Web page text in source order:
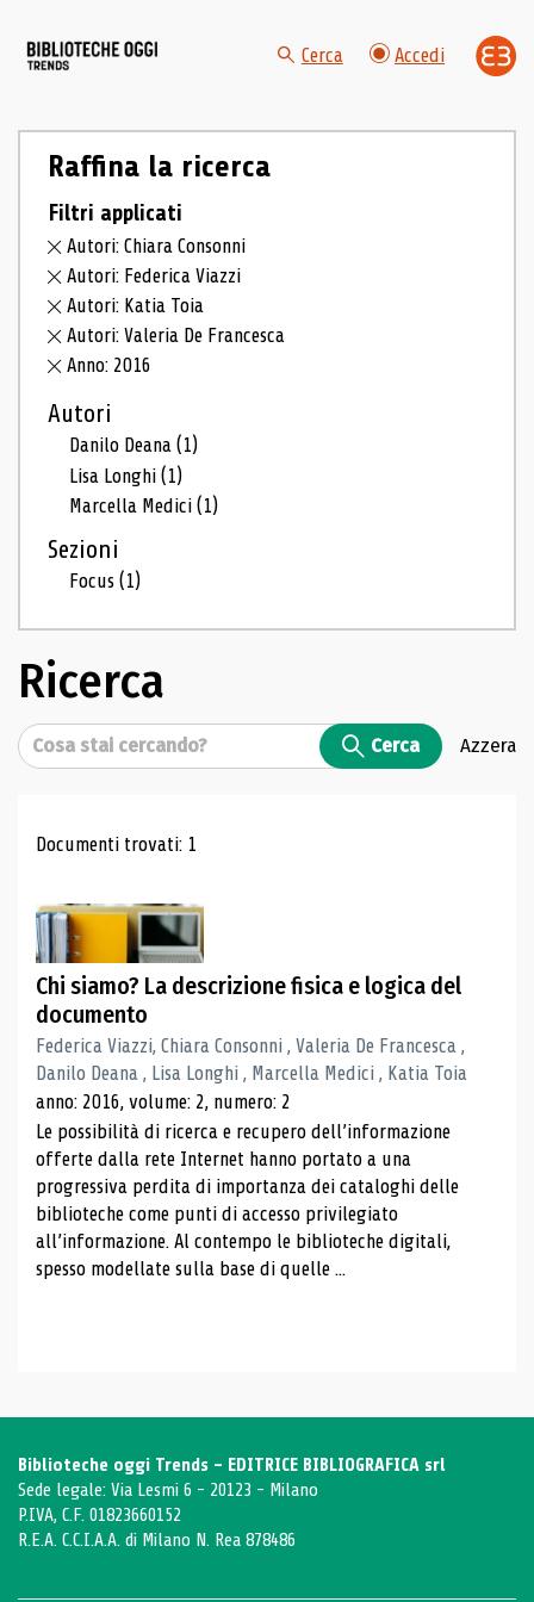
Cerca Accedi
Raffina la ricerca
Filtri applicati
Autori: Chiara Consonni
Autori: Federica Viazzi
Autori: Katia Toia
Autori: Valeria De Francesca
Anno: 2016
Autori
Danilo Deana(1)
Lisa Longhi(1)
Marcella Medici(1)
Sezioni
Focus(1)
Ricerca
Cerca Cerca Azzera
Risultati di ricerca
Documenti trovati: 1
Chi siamo? La descrizione fisica e logica del
documento
Federica Viazzi, Chiara Consonni , Valeria De Francesca ,
Danilo Deana , Lisa Longhi , Marcella Medici , Katia Toia
anno: 2016, volume: 2, numero: 2
Le possibilità di ricerca e recupero dell’informazione
offerte dalla rete Internet hanno portato a una
progressiva perdita di importanza dei cataloghi delle
biblioteche come punti di accesso privilegiato
all’informazione. Al contempo le biblioteche digitali,
spesso modellate sulla base di quelle ...
Biblioteche oggi Trends - EDITRICE BIBLIOGRAFICA srl
Sede legale: Via Lesmi 6 - 20123 - Milano
P.IVA, C.F. 01823660152
R.E.A. C.C.I.A.A. di Milano N. Rea 878486